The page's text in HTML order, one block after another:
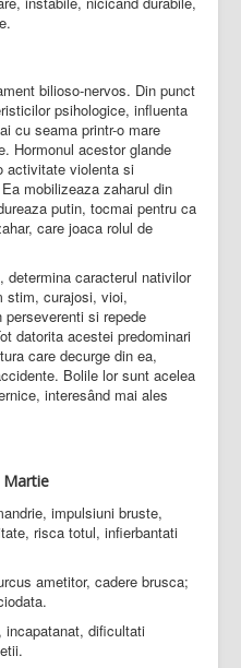
bilioso-nervos. Din punct
psihologice, influenta
cu seama printr-o mare
Hormonul acestor glande
activitate violenta si
mobilizeaza zaharul din
putin, tocmai pentru ca
care joaca rolul de
determina caracterul nativilor
stim, curajosi, vioi,
si repede
datorita acestei predominari
care decurge din ea,
Bolile lor sunt acelea
interesând mai ales
Martie
impulsiuni bruste,
risca totul, infierbantati
ametitor, cadere brusca;
incapatanat, dificultati